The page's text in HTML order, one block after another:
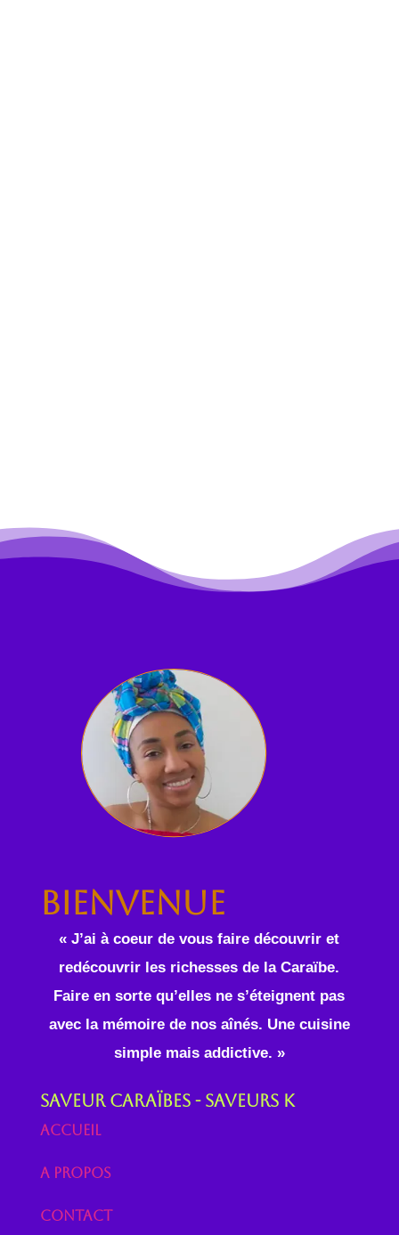
Bienvenue
« J’ai à coeur de vous faire découvrir et
redécouvrir les richesses de la Caraïbe.
Faire en sorte qu’elles ne s’éteignent pas
avec la mémoire de nos aînés. Une cuisine
simple mais addictive. »
Saveur Caraïbes - Saveurs K
Accueil
A propos
Contact